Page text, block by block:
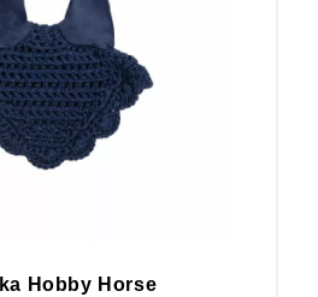
Hobby Horse